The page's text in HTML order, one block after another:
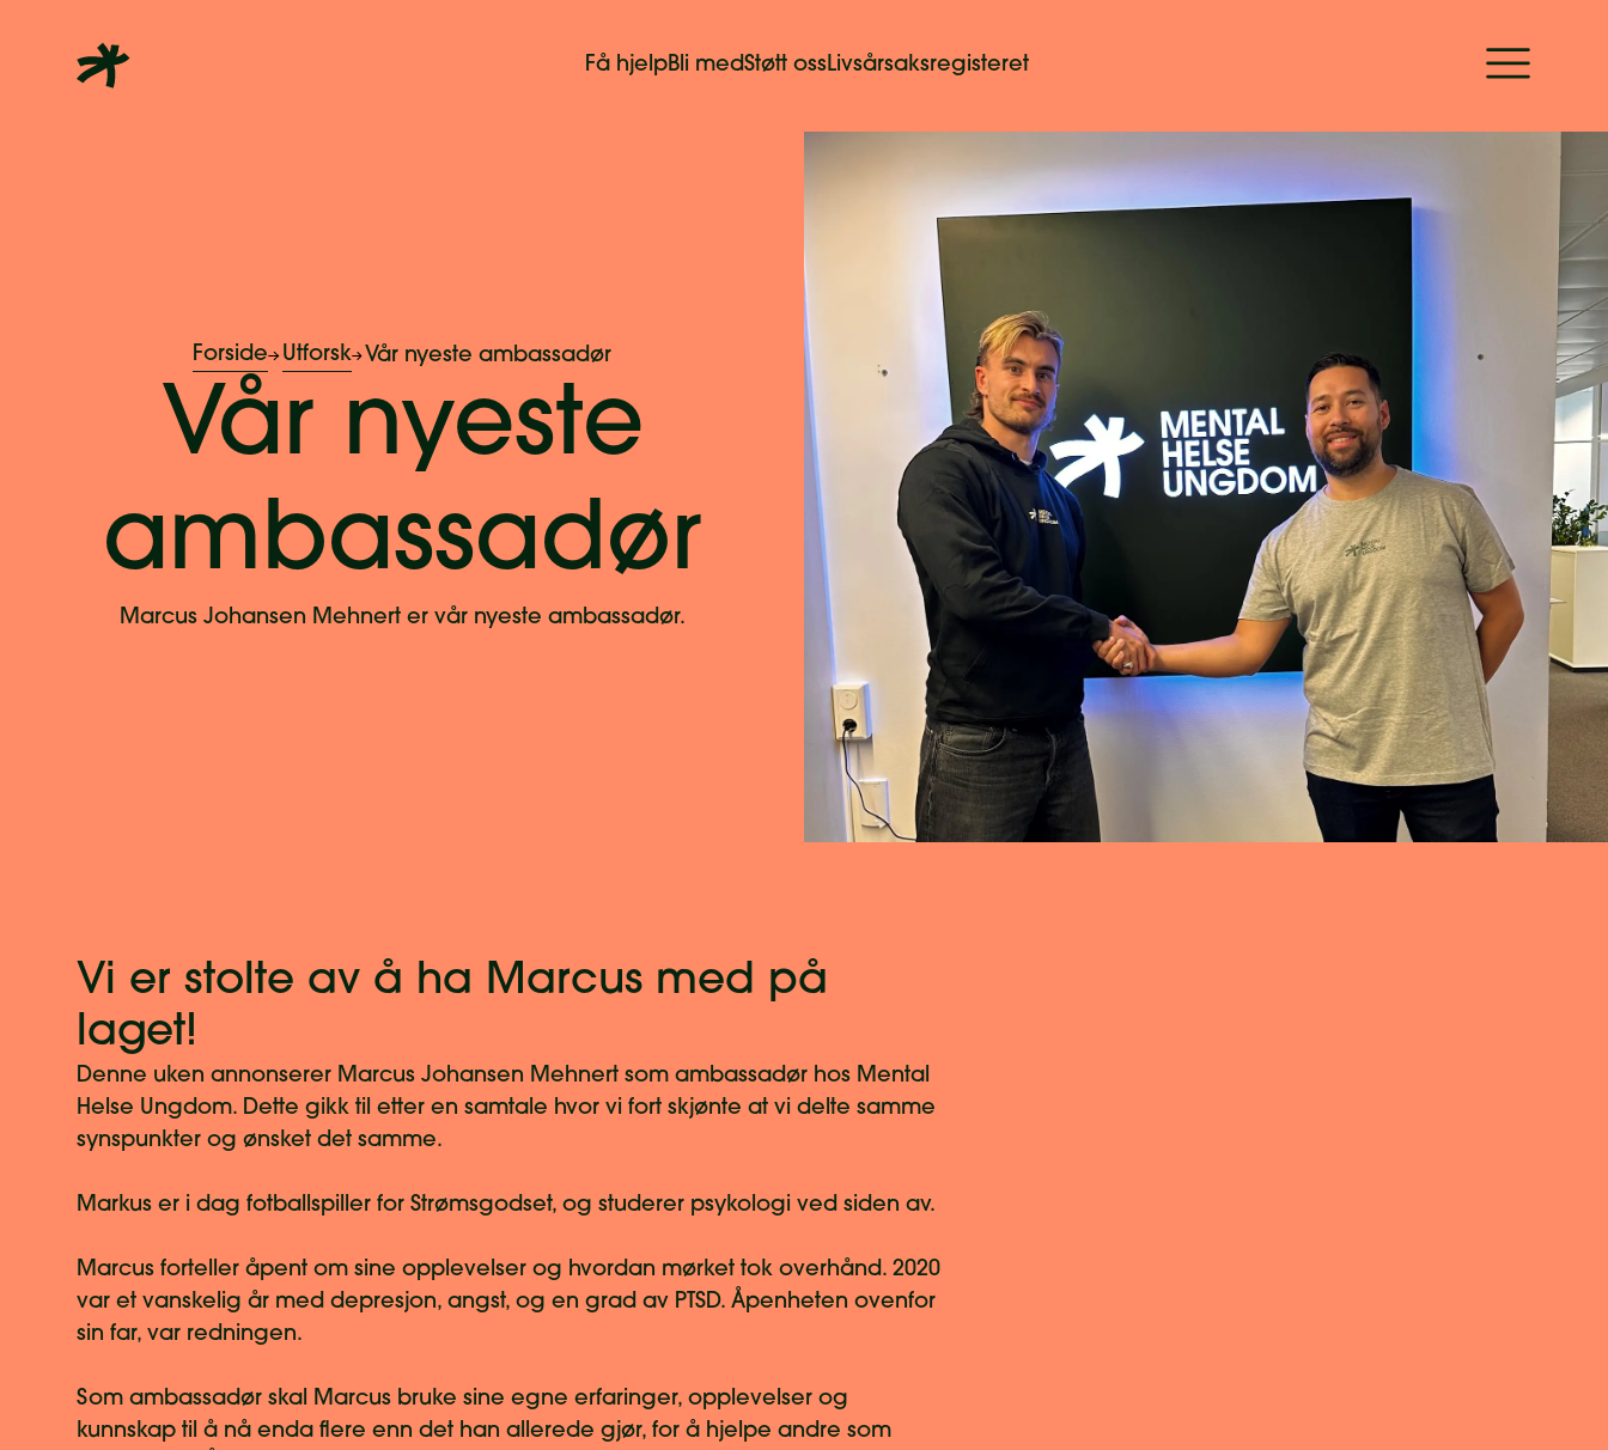
Få hjelpBli medStøtt ossLivsårsaksregisteret
Forside Utforsk Vår nyeste ambassadør
Vår nyeste
ambassadør
Marcus Johansen Mehnert er vår nyeste ambassadør.
Vi er stolte av å ha Marcus med på
laget!
Denne uken annonserer Marcus Johansen Mehnert som ambassadør hos Mental
Helse Ungdom. Dette gikk til etter en samtale hvor vi fort skjønte at vi delte samme
synspunkter og ønsket det samme.
Markus er i dag fotballspiller for Strømsgodset, og studerer psykologi ved siden av.
Marcus forteller åpent om sine opplevelser og hvordan mørket tok overhånd. 2020
var et vanskelig år med depresjon, angst, og en grad av PTSD. Åpenheten ovenfor
sin far, var redningen.
Som ambassadør skal Marcus bruke sine egne erfaringer, opplevelser og
kunnskap til å nå enda flere enn det han allerede gjør, for å hjelpe andre som